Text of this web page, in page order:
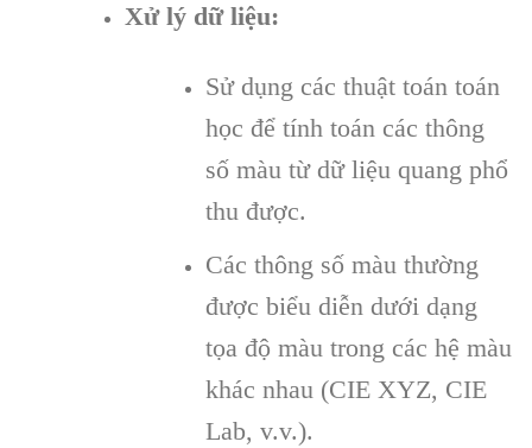
Xử lý dữ liệu:
Sử dụng các thuật toán toán
học để tính toán các thông
số màu từ dữ liệu quang phổ
thu được.
Các thông số màu thường
được biểu diễn dưới dạng
tọa độ màu trong các hệ màu
khác nhau (CIE XYZ, CIE
Lab, v.v.).